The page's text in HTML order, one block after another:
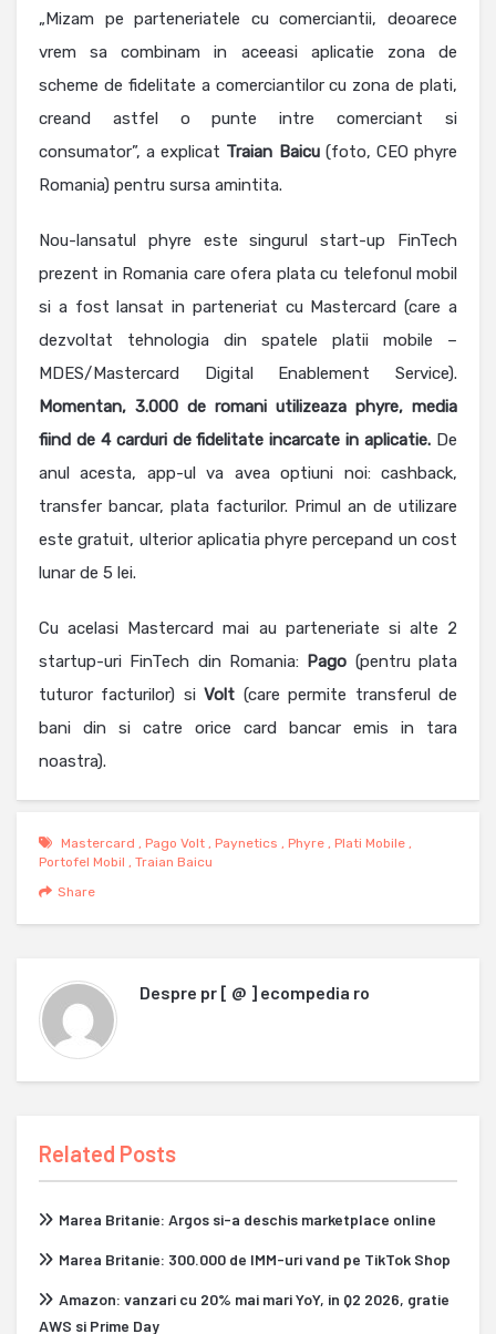
„Mizam pe parteneriatele cu comerciantii, deoarece
vrem sa combinam in aceeasi aplicatie zona de
scheme de fidelitate a comerciantilor cu zona de plati,
creand astfel o punte intre comerciant si
consumator”, a explicat Traian Baicu(foto, CEO phyre
Romania) pentru sursa amintita.
Nou-lansatul phyre este singurul start-up FinTech
prezent in Romania care ofera plata cu telefonul mobil
si a fost lansat in parteneriat cu Mastercard (care a
dezvoltat tehnologia din spatele platii mobile –
MDES/Mastercard Digital Enablement Service).
Momentan, 3.000 de romani utilizeaza phyre, media
fiind de 4 carduri de fidelitate incarcate in aplicatie. De
anul acesta, app-ul va avea optiuni noi: cashback,
transfer bancar, plata facturilor. Primul an de utilizare
este gratuit, ulterior aplicatia phyre percepand un cost
lunar de 5 lei.
Cu acelasi Mastercard mai au parteneriate si alte 2
startup-uri FinTech din Romania: Pago (pentru plata
tuturor facturilor) siVolt (care permite transferul de
bani din si catre orice card bancar emis in tara
noastra).
Mastercard , Pago Volt , Paynetics , Phyre , Plati Mobile ,
Portofel Mobil , Traian Baicu
Share
Despre pr [ @ ] ecompedia ro
Related Posts
Marea Britanie: Argos si-a deschis marketplace online
Marea Britanie: 300.000 de IMM-uri vand pe TikTok Shop
Amazon: vanzari cu 20% mai mari YoY, in Q2 2026, gratie
AWS si Prime Day